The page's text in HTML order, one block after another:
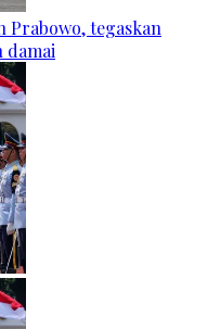
Prabowo, tegaskan